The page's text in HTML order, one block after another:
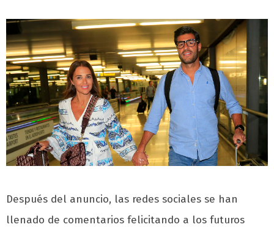
Después del anuncio, las redes sociales se han
llenado de comentarios felicitando a los futuros